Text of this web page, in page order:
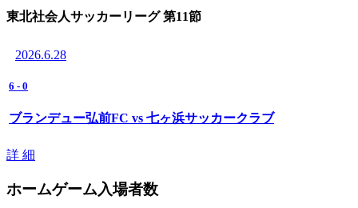
東北社会人サッカーリーグ 第11節
2026.6.28
6 - 0
ブランデュー弘前FC vs 七ヶ浜サッカークラブ
詳 細
ホームゲーム入場者数